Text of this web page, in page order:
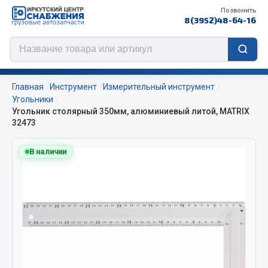
Позвонить
8(3952)48-64-16
ЦЕПИ РОССИЯ
QITONG
Главная Инструмент
Измерительный инструмент
Угольники
Угольник столярный 350мм, алюминиевый литой, MATRIX
32473
В наличии